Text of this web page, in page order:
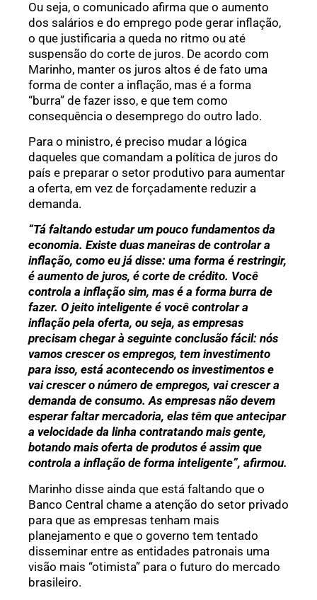
Ou seja, o comunicado afirma que o aumento
dos salários e do emprego pode gerar inflação,
o que justificaria a queda no ritmo ou até
suspensão do corte de juros. De acordo com
Marinho, manter os juros altos é de fato uma
forma de conter a inflação, mas é a forma
“burra” de fazer isso, e que tem como
consequência o desemprego do outro lado.
Para o ministro, é preciso mudar a lógica
daqueles que comandam a política de juros do
país e preparar o setor produtivo para aumentar
a oferta, em vez de forçadamente reduzir a
demanda.
“Tá faltando estudar um pouco fundamentos da
economia. Existe duas maneiras de controlar a
inflação, como eu já disse: uma forma é restringir,
é aumento de juros, é corte de crédito. Você
controla a inflação sim, mas é a forma burra de
fazer. O jeito inteligente é você controlar a
inflação pela oferta, ou seja, as empresas
precisam chegar à seguinte conclusão fácil: nós
vamos crescer os empregos, tem investimento
para isso, está acontecendo os investimentos e
vai crescer o número de empregos, vai crescer a
demanda de consumo. As empresas não devem
esperar faltar mercadoria, elas têm que antecipar
a velocidade da linha contratando mais gente,
botando mais oferta de produtos é assim que
controla a inflação de forma inteligente”, afirmou.
Marinho disse ainda que está faltando que o
Banco Central chame a atenção do setor privado
para que as empresas tenham mais
planejamento e que o governo tem tentado
disseminar entre as entidades patronais uma
visão mais “otimista” para o futuro do mercado
brasileiro.